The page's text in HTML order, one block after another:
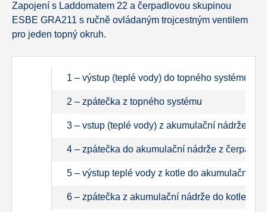
Zapojení s Laddomatem 22 a čerpadlovou skupinou
ESBE GRA211 s ručně ovládaným trojcestným ventilem
pro jeden topný okruh.
1 – výstup (teplé vody) do topného systému
2 – zpátečka z topného systému
3 – vstup (teplé vody) z akumulační nádrže
4 – zpátečka do akumulační nádrže z
5 – výstup teplé vody z kotle do akumulační
6 – zpátečka z akumulační nádrže do kotle